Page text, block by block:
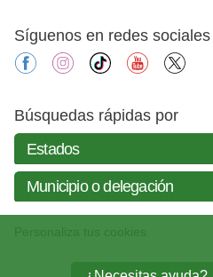
Síguenos en redes sociales
facebookinstagram
tiktok youtube
Búsquedas rápidas por